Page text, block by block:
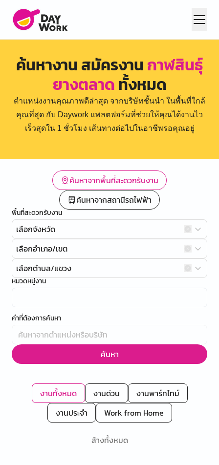
ค้นหางาน สมัครงานกาฬสินธุ์
ยางตลาดทั้งหมด
ตำแหน่งงานคุณภาพดีล่าสุด จากบริษัทชั้นนำ ในพื้นที่ใกล้
คุณที่สุด กับ Daywork แพลตฟอร์มที่ช่วยให้คุณได้งานไว
เร็วสุดใน 1 ชั่วโมง เส้นทางต่อไปในอาชีพรอคุณอยู่
ค้นหาจากพื้นที่สะดวกรับงาน
ค้นหาจากสถานีรถไฟฟ้า
พื้นที่สะดวกรับงาน
เลือกจังหวัด
เลือกอำเภอ/เขต
เลือกตำบล/แขวง
หมวดหมู่งาน
คำที่ต้องการค้นหา
ค้นหา
งานทั้งหมด งานด่วน
งานพาร์ทไทม์
งานประจำ
Work from Home
ล้างทั้งหมด